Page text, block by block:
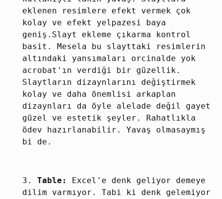
eklenen resimlere efekt vermek çok
kolay ve efekt yelpazesi baya
geniş.Slayt ekleme çıkarma kontrol
basit. Mesela bu slayttaki resimlerin
altındaki yansımaları orcinalde yok
acrobat'ın verdiği bir güzellik.
Slaytların dizaynlarını değiştirmek
kolay ve daha önemlisi arkaplan
dizaynları da öyle alelade değil gayet
güzel ve estetik şeyler. Rahatlıkla
ödev hazırlanabilir. Yavaş olmasaymış
bi de.
3. Table: Excel'e denk geliyor demeye
dilim varmıyor. Tabi ki denk gelemiyor